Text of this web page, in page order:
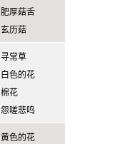
肥厚菇舌
玄历菇
寻常草
白色的花
棉花
怨嗟悲鸣
黄色的花